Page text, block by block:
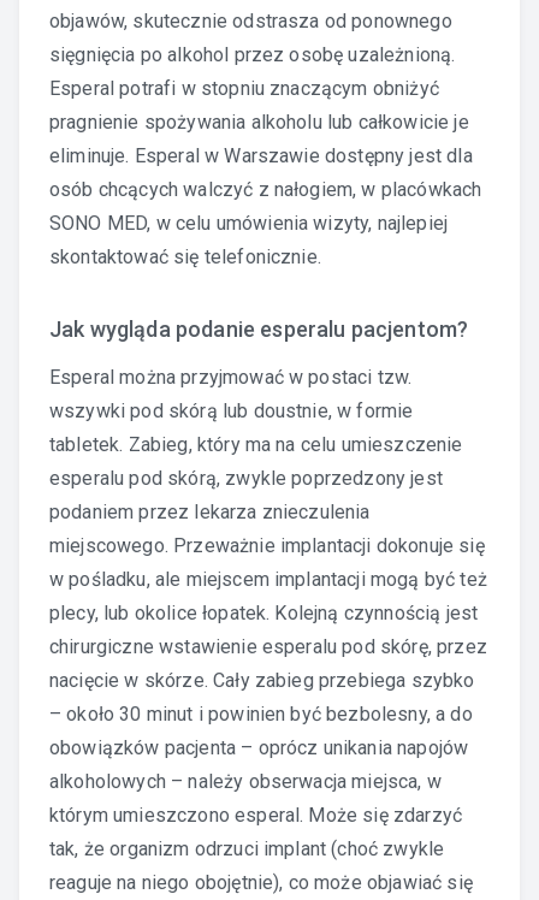
objawów, skutecznie odstrasza od ponownego
sięgnięcia po alkohol przez osobę uzależnioną.
Esperal potrafi w stopniu znaczącym obniżyć
pragnienie spożywania alkoholu lub całkowicie je
eliminuje. Esperal w Warszawie dostępny jest dla
osób chcących walczyć z nałogiem, w placówkach
SONO MED, w celu umówienia wizyty, najlepiej
skontaktować się telefonicznie.
Jak wygląda podanie esperalu pacjentom?
Esperal można przyjmować w postaci tzw.
wszywki pod skórą lub doustnie, w formie
tabletek. Zabieg, który ma na celu umieszczenie
esperalu pod skórą, zwykle poprzedzony jest
podaniem przez lekarza znieczulenia
miejscowego. Przeważnie implantacji dokonuje się
w pośladku, ale miejscem implantacji mogą być też
plecy, lub okolice łopatek. Kolejną czynnością jest
chirurgiczne wstawienie esperalu pod skórę, przez
nacięcie w skórze. Cały zabieg przebiega szybko
– około 30 minut i powinien być bezbolesny, a do
obowiązków pacjenta – oprócz unikania napojów
alkoholowych – należy obserwacja miejsca, w
którym umieszczono esperal. Może się zdarzyć
tak, że organizm odrzuci implant (choć zwykle
reaguje na niego obojętnie), co może objawiać się